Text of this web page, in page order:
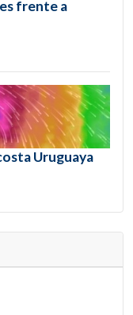
frente a
Uruguaya